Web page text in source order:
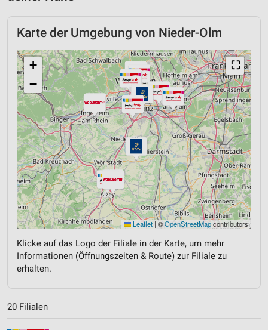
Karte der Umgebung von Nieder-Olm
⛶
+
−
Leaflet | ©OpenStreetMapcontributors
Klicke auf das Logo der Filiale in der Karte, um mehr
Informationen (Öffnungszeiten & Route) zur Filiale zu
erhalten.
20 Filialen